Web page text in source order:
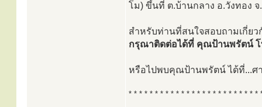
โม) ขึ้นที่ ต.บ้านกลาง อ.วังทอง
สำหรับท่านที่สนใจสอบถามเกี่ยว
กรุณาติดต่อได้ที่ คุณป้านพรัตน์ โ
หรือไปพบคุณป้านพรัตน์ ได้ที่...ศ
* * * * * * * * * * * * * * * * * * * * * * * * *